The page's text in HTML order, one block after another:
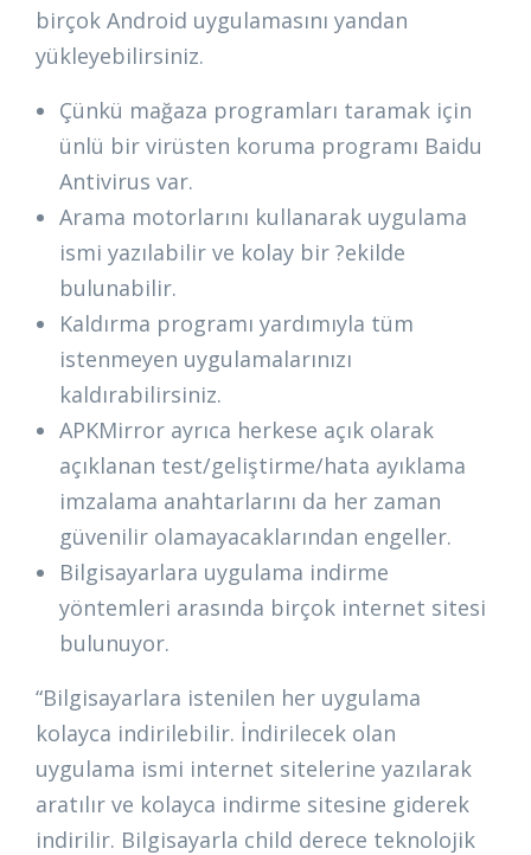
birçok Android uygulamasını yandan
yükleyebilirsiniz.
Çünkü mağaza programları taramak için
ünlü bir virüsten koruma programı Baidu
Antivirus var.
Arama motorlarını kullanarak uygulama
ismi yazılabilir ve kolay bir ?ekilde
bulunabilir.
Kaldırma programı yardımıyla tüm
istenmeyen uygulamalarınızı
kaldırabilirsiniz.
APKMirror ayrıca herkese açık olarak
açıklanan test/geliştirme/hata ayıklama
imzalama anahtarlarını da her zaman
güvenilir olamayacaklarından engeller.
Bilgisayarlara uygulama indirme
yöntemleri arasında birçok internet sitesi
bulunuyor.
“Bilgisayarlara istenilen her uygulama
kolayca indirilebilir. İndirilecek olan
uygulama ismi internet sitelerine yazılarak
aratılır ve kolayca indirme sitesine giderek
indirilir. Bilgisayarla child derece teknolojik